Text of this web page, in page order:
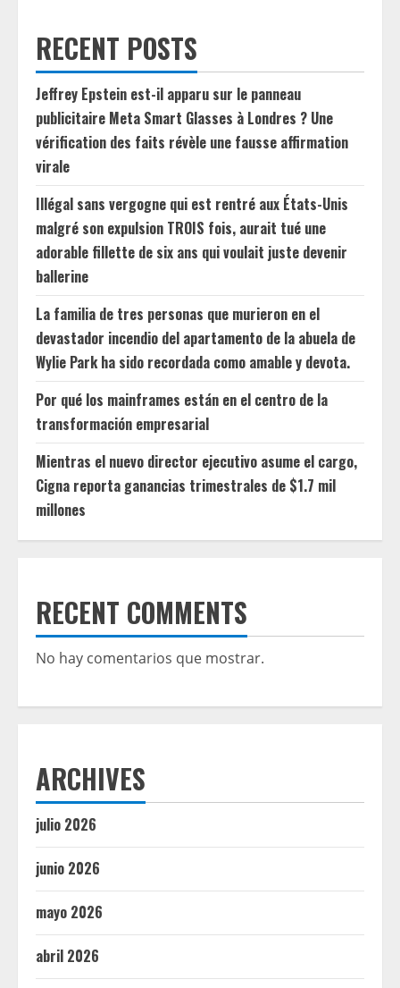
RECENT POSTS
Jeffrey Epstein est-il apparu sur le panneau
publicitaire Meta Smart Glasses à Londres ? Une
vérification des faits révèle une fausse affirmation
virale
Illégal sans vergogne qui est rentré aux États-Unis
malgré son expulsion TROIS fois, aurait tué une
adorable fillette de six ans qui voulait juste devenir
ballerine
La familia de tres personas que murieron en el
devastador incendio del apartamento de la abuela de
Wylie Park ha sido recordada como amable y devota.
Por qué los mainframes están en el centro de la
transformación empresarial
Mientras el nuevo director ejecutivo asume el cargo,
Cigna reporta ganancias trimestrales de $1.7 mil
millones
RECENT COMMENTS
No hay comentarios que mostrar.
ARCHIVES
julio 2026
junio 2026
mayo 2026
abril 2026